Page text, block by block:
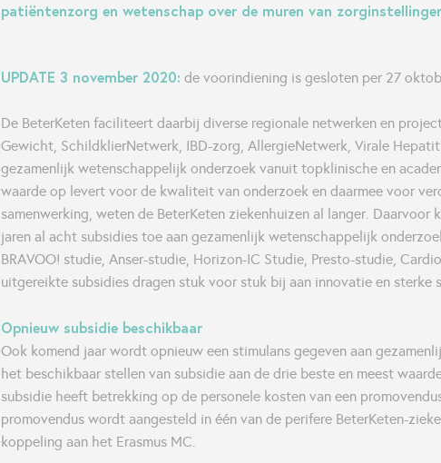
patiëntenzorg en wetenschap over de muren van
UPDATE 3 november 2020: de voorindiening is gesloten per 27
De BeterKeten faciliteert daarbij diverse regionale netwerken en
Gewicht, SchildklierNetwerk, IBD-zorg, AllergieNetwerk, Virale
gezamenlijk wetenschappelijk onderzoek vanuit topklinische en
waarde op levert voor de kwaliteit van onderzoek en daarmee voor
samenwerking, weten de BeterKeten ziekenhuizen al langer. Daarvoor
jaren al acht subsidies toe aan gezamenlijk wetenschappelijk
BRAVOO! studie, Anser-studie, Horizon-IC Studie, Presto-studie,
uitgereikte subsidies dragen stuk voor stuk bij aan innovatie en sterke
Opnieuw subsidie beschikbaar
Ook komend jaar wordt opnieuw een stimulans gegeven aan
het beschikbaar stellen van subsidie aan de drie beste en meest
subsidie heeft betrekking op de personele kosten van een
promovendus wordt aangesteld in één van de perifere BeterKeten-
koppeling aan het Erasmus MC.